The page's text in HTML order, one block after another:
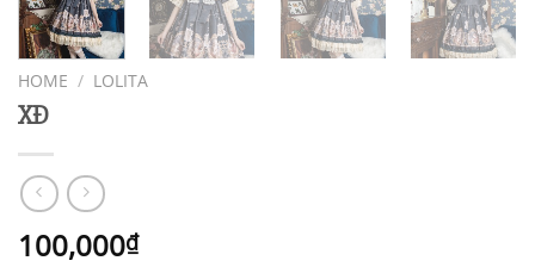
HOME / LOLITA
XĐ
100,000₫